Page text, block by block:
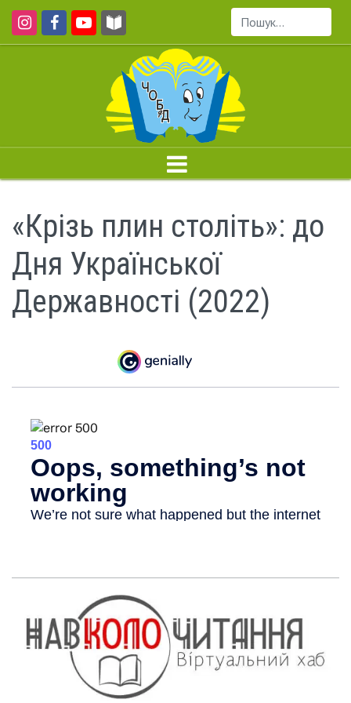
Пошук...
«Крізь плин століть»: до
Дня Української
Державності (2022)